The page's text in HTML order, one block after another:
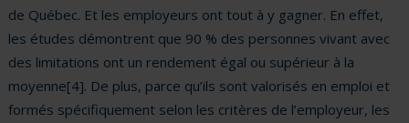
de Québec. Et les employeurs ont tout à y gagner. En effet,
les études démontrent que 90 % des personnes vivant avec
des limitations ont un rendement égal ou supérieur à la
moyenne[4]. De plus, parce qu’ils sont valorisés en emploi et
formés spécifiquement selon les critères de l’employeur, les